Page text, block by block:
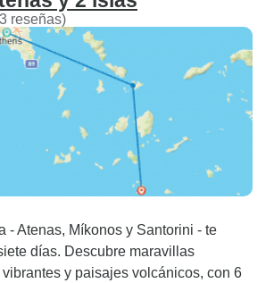
reseñas)
- Atenas, Míkonos y Santorini - te
días. Descubre maravillas
y paisajes volcánicos, con 6